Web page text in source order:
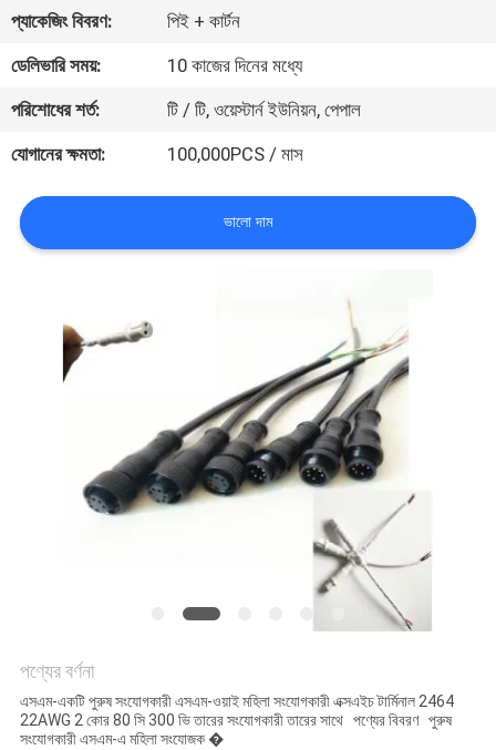
যোগাযোগ
করুন
কেস
প্যাকেজিং বিবরণ:
পিই + কার্টন
ডেলিভারি সময়:
10 কাজের দিনের মধ্যে
পরিশোধের শর্ত:
টি / টি, ওয়েস্টার্ন ইউনিয়ন, পেপাল
যোগানের ক্ষমতা:
100,000PCS / মাস
ভালো দাম
পণ্যের বর্ণনা
এসএম-একটি পুরুষ সংযোগকারী এসএম-ওয়াই মহিলা সংযোগকারী এক্সএইচ টার্মিনাল 2464
22AWG 2 কোর 80 সি 300 ভি তারের সংযোগকারী তারের সাথে পণ্যের বিবরণ পুরুষ
সংযোগকারী এসএম-এ মহিলা সংযোজক �